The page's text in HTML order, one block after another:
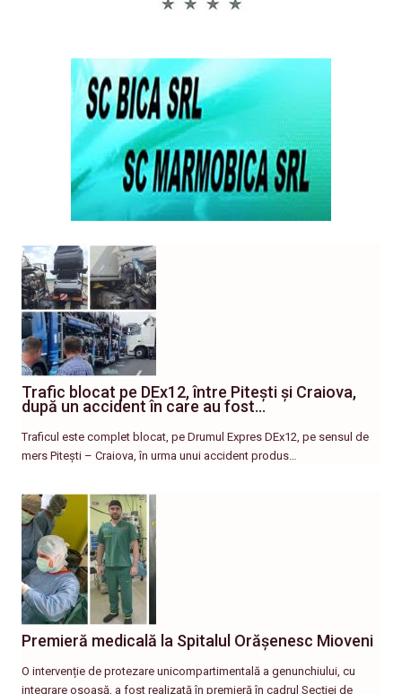
Trafic blocat pe DEx12, între Pitești și Craiova,
după un accident în care au fost…
Traficul este complet blocat, pe Drumul Expres DEx12, pe sensul de
mers Pitești – Craiova, în urma unui accident produs…
Premieră medicală la Spitalul Orășenesc Mioveni
O intervenție de protezare unicompartimentală a genunchiului, cu
integrare osoasă, a fost realizată în premieră în cadrul Secției de